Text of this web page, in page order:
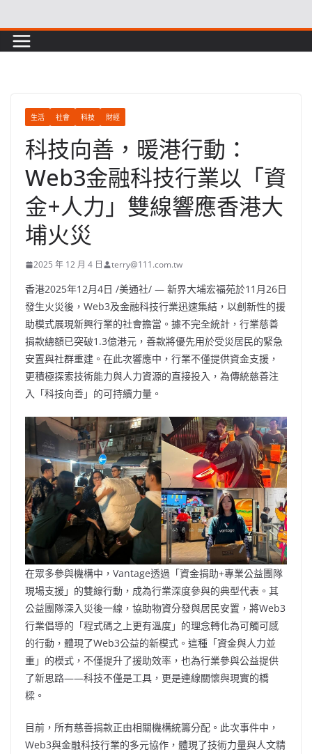
to
content
生活 社會 科技 財經
科技向善，暖港行動：
Web3金融科技行業以「資
金+人力」雙線響應香港大
埔火災
2025 年 12 月 4 日 terry@111.com.tw
香港2025年12月4日 /美通社/ — 新界大埔宏福苑於11月26日
發生火災後，Web3及金融科技行業迅速集結，以創新性的援
助模式展現新興行業的社會擔當。據不完全統計，行業慈善
捐款總額已突破1.3億港元，善款將優先用於受災居民的緊急
安置與社群重建。在此次響應中，行業不僅提供資金支援，
更積極探索技術能力與人力資源的直接投入，為傳統慈善注
入「科技向善」的可持續力量。
在眾多參與機構中，Vantage透過「資金捐助+專業公益團隊
現場支援」的雙線行動，成為行業深度參與的典型代表。其
公益團隊深入災後一線，協助物資分發與居民安置，將Web3
行業倡導的「程式碼之上更有溫度」的理念轉化為可觸可感
的行動，體現了Web3公益的新模式。這種「資金與人力並
重」的模式，不僅提升了援助效率，也為行業參與公益提供
了新思路——科技不僅是工具，更是連線關懷與現實的橋
樑。
目前，所有慈善捐款正由相關機構統籌分配。此次事件中，
Web3與金融科技行業的多元協作，體現了技術力量與人文精